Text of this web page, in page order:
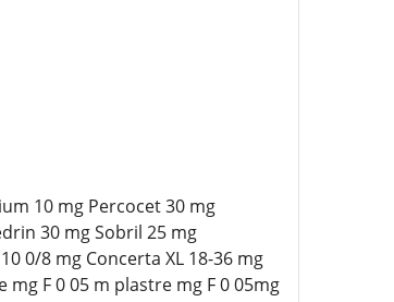
10 mg Percocet 30 mg
30 mg Sobril 25 mg
0/8 mg Concerta XL 18-36 mg
F 0 05 m plastre mg F 0 05mg